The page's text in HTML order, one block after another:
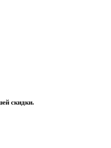
скидки.